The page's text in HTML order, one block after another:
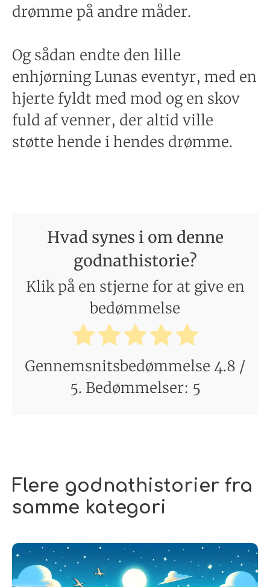
drømme på andre måder.
Og sådan endte den lille
enhjørning Lunas eventyr, med en
hjerte fyldt med mod og en skov
fuld af venner, der altid ville
støtte hende i hendes drømme.
Hvad synes i om denne
godnathistorie?
Klik på en stjerne for at give en
bedømmelse
Gennemsnitsbedømmelse 4.8 /
5. Bedømmelser: 5
Flere godnathistorier fra
samme kategori